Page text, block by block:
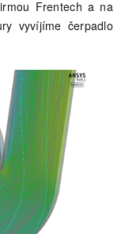
Frentech a na
vyvíjíme čerpadlo